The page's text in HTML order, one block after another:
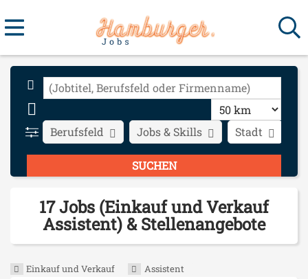
Stadt
Berufsfeld Jobs & Skills
17 Jobs (Einkauf und Verkauf
Assistent) & Stellenangebote
Einkauf und Verkauf Assistent